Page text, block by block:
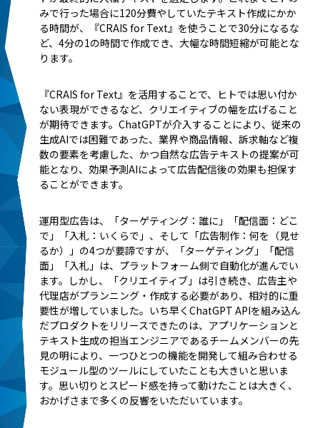
みで行った場合に120分費やしていたテキスト作成にかか
る時間が、『CRAIS for Text』を使うことで30分になるな
ど、4分の1の時間で作成でき、大幅な時間短縮が可能とな
ります。
『CRAIS for Text』を活用することで、ヒトでは思い付か
ない表現ができるなど、クリエイティブの幅を広げること
が期待できます。ChatGPTが介入することにより、従来の
生成AIでは困難であった、業界や商品情報、訴求軸など複
数の要素を考慮した、かつ自然な広告テキストの提案が可
能となり、効果予測AIによって広告配信後の効果も担保す
ることができます。
運用型広告は、「ターゲティング：誰に」「配信面：どこ
で」「入札：いくらで」、そして「広告制作：何を（見せ
るか）」の4つが要諦ですが、「ターゲティング」「配信
面」「入札」は、プラットフォーム側で自動化が進んでい
ます。しかし、「クリエイティブ」は引き続き、広告主や
代理店がプランニング・作成する必要があり、相対的に重
要性が増していました。いち早くChatGPT APIを組み込ん
だプロダクトをリリースできたのは、アプリケーションと
テキスト生成の担当エンジニアであるチームメンバーの先
見の明により、一つひとつの機能を開発して組み合わせる
モジュール型のツールにしていたことも大きいと思いま
す。思い切りとスピード感を持って動けたことは大きく、
おかげさまで多くの反響をいただいています。